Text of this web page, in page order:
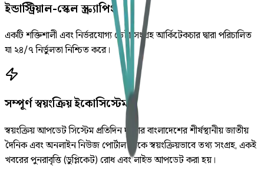
ইন্ডাস্ট্রিয়াল-স্কেল স্ক্র্যাপিং
একটি শক্তিশালী এবং নির্ভরযোগ্য ডেটা সংগ্রহ আর্কিটেকচার দ্বারা পরিচালিত
যা ২৪/৭ নির্ভুলতা নিশ্চিত করে।
সম্পূর্ণ স্বয়ংক্রিয় ইকোসিস্টেম
স্বয়ংক্রিয় আপডেট সিস্টেম প্রতিদিন দুইবার বাংলাদেশের শীর্ষস্থানীয় জাতীয়
দৈনিক এবং অনলাইন নিউজ পোর্টাল থেকে স্বয়ংক্রিয়ভাবে তথ্য সংগ্রহ, একই
খবরের পুনরাবৃত্তি (ডুপ্লিকেট) রোধ এবং লাইভ আপডেট করা হয়।